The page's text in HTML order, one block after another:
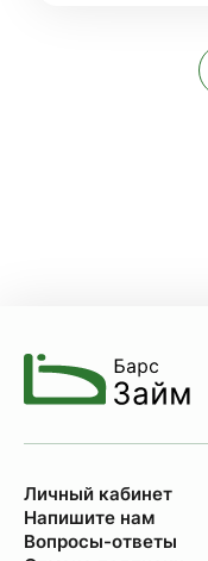
Личный кабинет
Напишите нам
Вопросы-ответы